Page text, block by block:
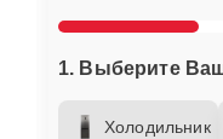
1. Выберите
Холодильник